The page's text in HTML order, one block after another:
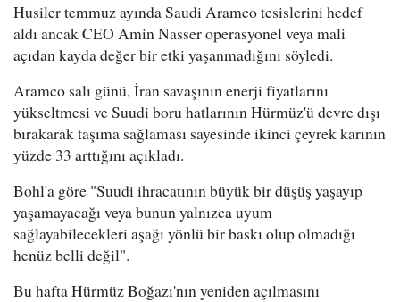
Husiler temmuz ayında Saudi Aramco tesislerini hedef
aldı ancak CEO Amin Nasser operasyonel veya mali
açıdan kayda değer bir etki yaşanmadığını söyledi.
Aramco salı günü, İran savaşının enerji fiyatlarını
yükseltmesi ve Suudi boru hatlarının Hürmüz'ü devre dışı
bırakarak taşıma sağlaması sayesinde ikinci çeyrek karının
yüzde 33 arttığını açıkladı.
Bohl'a göre "Suudi ihracatının büyük bir düşüş yaşayıp
yaşamayacağı veya bunun yalnızca uyum
sağlayabilecekleri aşağı yönlü bir baskı olup olmadığı
henüz belli değil".
Bu hafta Hürmüz Boğazı'nın yeniden açılmasını